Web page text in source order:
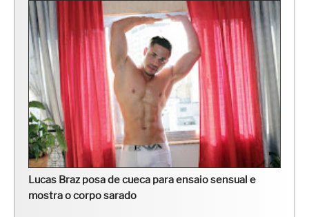
Lucas Braz posa de cueca para ensaio sensual e
mostra o corpo sarado